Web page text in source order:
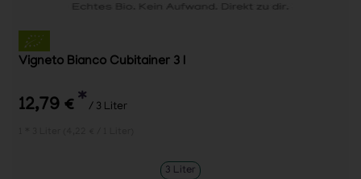
Vigneto Bianco Cubitainer 3 l
12,79 € * / 3 Liter
3 Liter